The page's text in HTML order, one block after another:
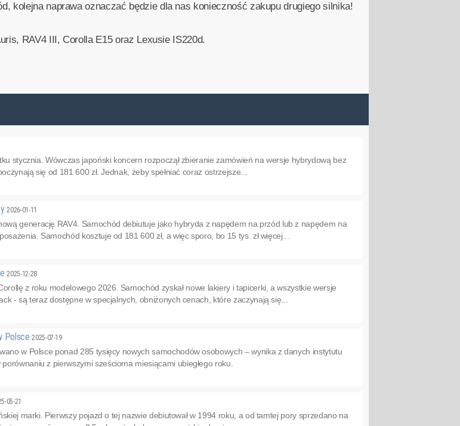
kolejna naprawa oznaczać będzie dla nas konieczność zakupu drugiego silnika!
RAV4 III, Corolla E15 oraz Lexusie IS220d.
stycznia. Wówczas japoński koncern rozpoczął zbieranie zamówień na wersje hybrydową bez
się od 181 600 zł. Jednak, żeby spełniać coraz ostrzejsze...
2026-01-11
generację RAV4. Samochód debiutuje jako hybryda z napędem na przód lub z napędem na
Samochód kosztuje od 181 600 zł, a więc sporo, bo 15 tys. zł więcej...
2025-12-28
z roku modelowego 2026. Samochód zyskał nowe lakiery i tapicerki, a wszystkie wersje
- są teraz dostępne w specjalnych, obniżonych cenach, które zaczynają się...
Polsce2025-07-19
w Polsce ponad 285 tysięcy nowych samochodów osobowych – wynika z danych instytutu
z pierwszymi sześcioma miesiącami ubiegłego roku.
05-21
marki. Pierwszy pojazd o tej nazwie debiutował w 1994 roku, a od tamtej pory sprzedano na